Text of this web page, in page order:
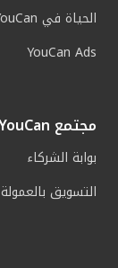
الحياة في YouCan
YouCan Ads
مجتمع YouCan
بوابة الشركاء
التسويق بالعمولة